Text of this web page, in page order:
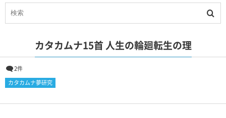
カタカムナ15首 人生の輪廻転生の理
2件
カタカムナ夢研究